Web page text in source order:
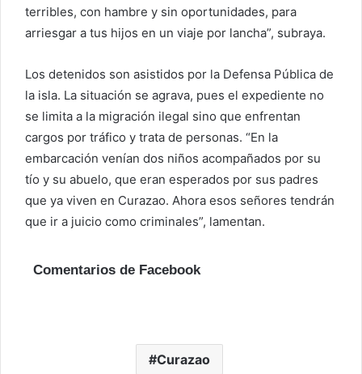
terribles, con hambre y sin oportunidades, para
arriesgar a tus hijos en un viaje por lancha”, subraya.
Los detenidos son asistidos por la Defensa Pública de
la isla. La situación se agrava, pues el expediente no
se limita a la migración ilegal sino que enfrentan
cargos por tráfico y trata de personas. “En la
embarcación venían dos niños acompañados por su
tío y su abuelo, que eran esperados por sus padres
que ya viven en Curazao. Ahora esos señores tendrán
que ir a juicio como criminales”, lamentan.
Comentarios de Facebook
Curazao